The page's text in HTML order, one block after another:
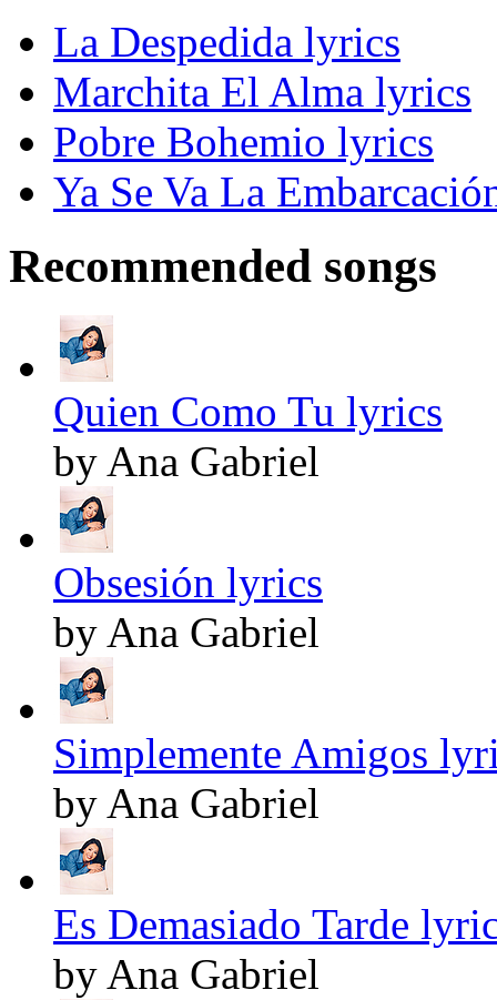
La Despedida lyrics
Marchita El Alma lyrics
Pobre Bohemio lyrics
Ya Se Va La
Recommended songs
Quien Como Tu lyrics
by Ana Gabriel
Obsesión lyrics
by Ana Gabriel
Simplemente Amigos
by Ana Gabriel
Es Demasiado Tarde
by Ana Gabriel